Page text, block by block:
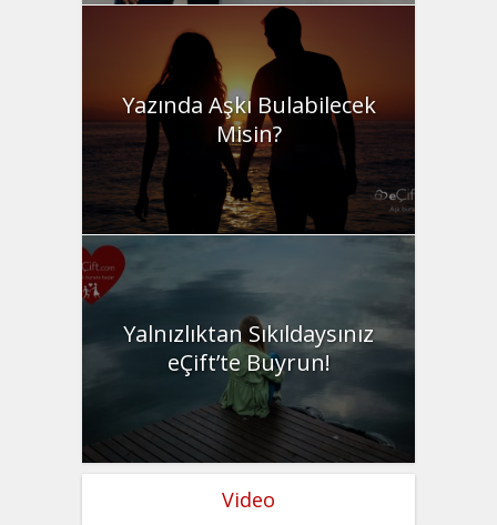
Yazında Aşkı Bulabilecek
Misin?
Yalnızlıktan Sıkıldaysınız
eÇift’te Buyrun!
Video